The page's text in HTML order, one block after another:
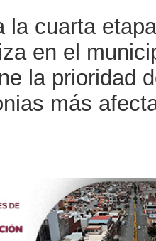
la cuarta
en el
la prioridad
más